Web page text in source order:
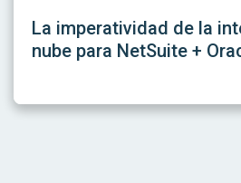
La imperatividad de la
nube para NetSuite +